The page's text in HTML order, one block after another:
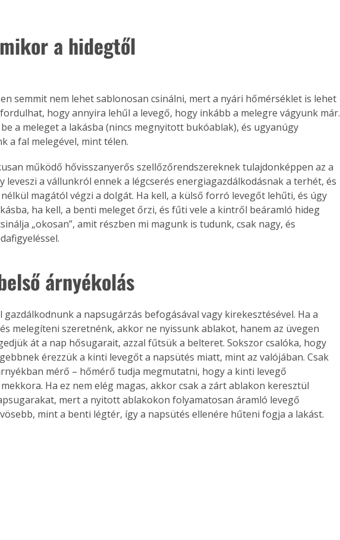
a hidegtől
semmit nem lehet sablonosan csinálni, mert a nyári hőmérséklet is lehet
hogy annyira lehűl a levegő, hogy inkább a melegre vágyunk már.
a meleget a lakásba (nincs megnyitott bukóablak), és ugyanúgy
a fal melegével, mint télen.
működő hővisszanyerős szellőzőrendszereknek tulajdonképpen az a
leveszi a vállunkról ennek a légcserés energiagazdálkodásnak a terhét, és
magától végzi a dolgát. Ha kell, a külső forró levegőt lehűti, és úgy
ha kell, a benti meleget őrzi, és fűti vele a kintről beáramló hideg
„okosan”, amit részben mi magunk is tudunk, csak nagy, és
árnyékolás
gazdálkodnunk a napsugárzás befogásával vagy kirekesztésével. Ha a
melegíteni szeretnénk, akkor ne nyissunk ablakot, hanem az üvegen
át a nap hősugarait, azzal fűtsük a belteret. Sokszor csalóka, hogy
érezzük a kinti levegőt a napsütés miatt, mint az valójában. Csak
mérő – hőmérő tudja megmutatni, hogy a kinti levegő
Ha ez nem elég magas, akkor csak a zárt ablakon keresztül
mert a nyitott ablakokon folyamatosan áramló levegő
mint a benti légtér, így a napsütés ellenére hűteni fogja a lakást.